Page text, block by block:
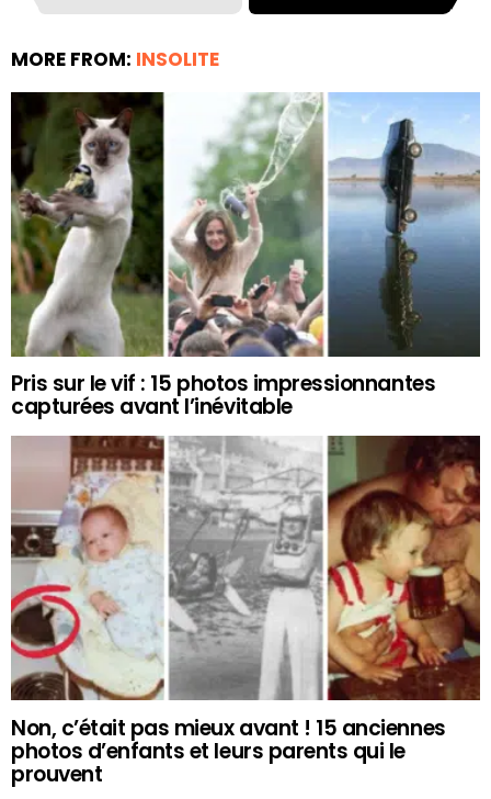
MORE FROM: INSOLITE
Pris sur le vif : 15 photos impressionnantes
capturées avant l’inévitable
Non, c’était pas mieux avant ! 15 anciennes
photos d’enfants et leurs parents qui le
prouvent